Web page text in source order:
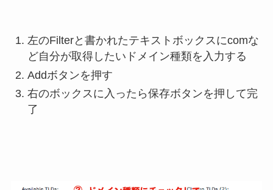
左のFilterと書かれたテキストボックスにcomな
ど自分が取得したいドメイン種類を入力する
Addボタンを押す
右のボックスに入ったら保存ボタンを押して完
了